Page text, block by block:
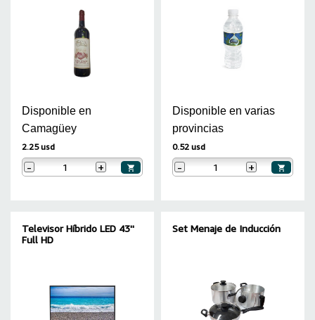
Disponible en
Camagüey
2.25 usd
- +
Disponible en varias
provincias
0.52 usd
- +
Televisor Híbrido LED 43''
Full HD
Set Menaje de Inducción